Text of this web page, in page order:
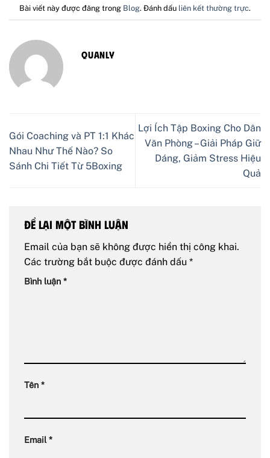
Bài viết này được đăng trong Blog. Đánh dấu liên kết thường trực.
QUANLY
Gói Coaching và PT 1:1 Khác
Nhau Như Thế Nào? So
Sánh Chi Tiết Từ 5Boxing
Lợi Ích Tập Boxing Cho Dân
Văn Phòng – Giải Pháp Giữ
Dáng, Giảm Stress Hiệu
Quả
Để lại một bình luận
Email của bạn sẽ không được hiển thị công khai.
Các trường bắt buộc được đánh dấu *
Bình luận *
Tên *
Email*